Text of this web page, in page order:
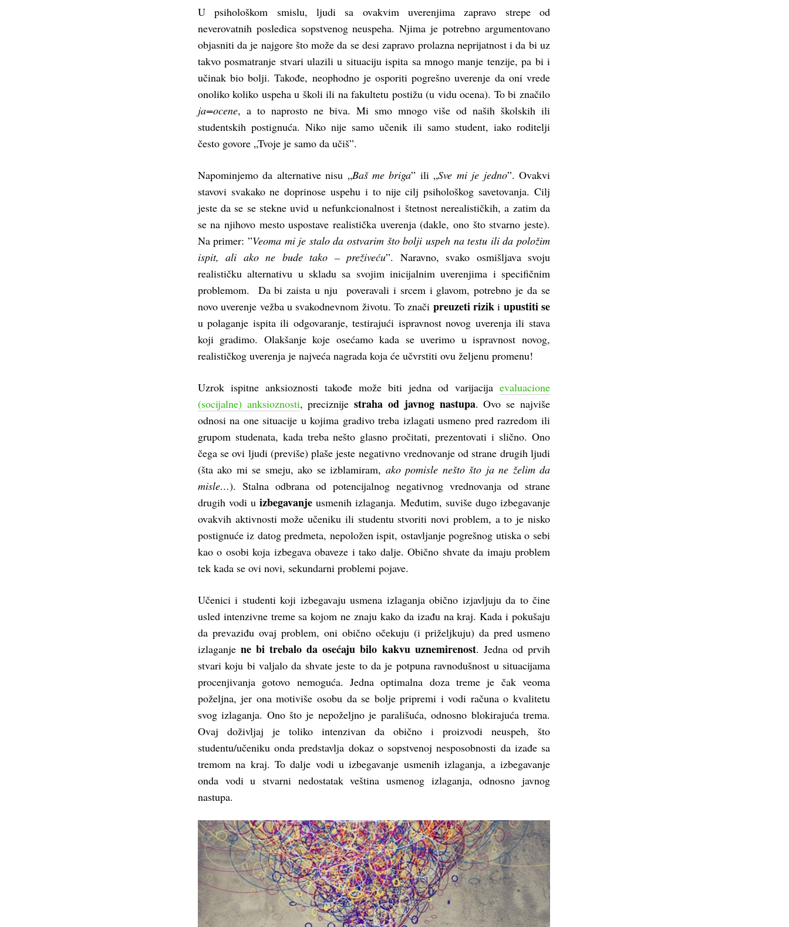
U psihološkom smislu, ljudi sa ovakvim uverenjima zapravo strepe od
neverovatnih posledica sopstvenog neuspeha. Njima je potrebno argumentovano
objasniti da je najgore što može da se desi zapravo prolazna neprijatnost i da bi uz
takvo posmatranje stvari ulazili u situaciju ispita sa mnogo manje tenzije, pa bi i
učinak bio bolji. Takođe, neophodno je osporiti pogrešno uverenje da oni vrede
onoliko koliko uspeha u školi ili na fakultetu postižu (u vidu ocena). To bi značilo
ja=ocene, a to naprosto ne biva. Mi smo mnogo više od naših školskih ili
studentskih postignuća. Niko nije samo učenik ili samo student, iako roditelji
često govore „Tvoje je samo da učiš”.
Napominjemo da alternative nisu „Baš me briga” ili „Sve mi je jedno”. Ovakvi
stavovi svakako ne doprinose uspehu i to nije cilj psihološkog savetovanja. Cilj
jeste da se se stekne uvid u nefunkcionalnost i štetnost nerealističkih, a zatim da
se na njihovo mesto uspostave realistička uverenja (dakle, ono što stvarno jeste).
Na primer: ”Veoma mi je stalo da ostvarim što bolji uspeh na testu ili da položim
ispit, ali ako ne bude tako – preživeću”. Naravno, svako osmišljava svoju
realističku alternativu u skladu sa svojim inicijalnim uverenjima i specifičnim
problemom. Da bi zaista u nju poveravali i srcem i glavom, potrebno je da se
novo uverenje vežba u svakodnevnom životu. To znači preuzeti riziki upustiti se
u polaganje ispita ili odgovaranje, testirajući ispravnost novog uverenja ili stava
koji gradimo. Olakšanje koje osećamo kada se uverimo u ispravnost novog,
realističkog uverenja je najveća nagrada koja će učvrstiti ovu željenu promenu!
Uzrok ispitne anksioznosti takođe može biti jedna od varijacija evaluacione
(socijalne) anksioznosti, preciznijestraha od javnog nastupa. Ovo se najviše
odnosi na one situacije u kojima gradivo treba izlagati usmeno pred razredom ili
grupom studenata, kada treba nešto glasno pročitati, prezentovati i slično. Ono
čega se ovi ljudi (previše) plaše jeste negativno vrednovanje od strane drugih ljudi
(šta ako mi se smeju, ako se izblamiram, ako pomisle nešto što ja ne želim da
misle…). Stalna odbrana od potencijalnog negativnog vrednovanja od strane
drugih vodi uizbegavanje usmenih izlaganja. Međutim, suviše dugo izbegavanje
ovakvih aktivnosti može učeniku ili studentu stvoriti novi problem, a to je nisko
postignuće iz datog predmeta, nepoložen ispit, ostavljanje pogrešnog utiska o sebi
kao o osobi koja izbegava obaveze i tako dalje. Obično shvate da imaju problem
tek kada se ovi novi, sekundarni problemi pojave.
Učenici i studenti koji izbegavaju usmena izlaganja obično izjavljuju da to čine
usled intenzivne treme sa kojom ne znaju kako da izađu na kraj. Kada i pokušaju
da prevaziđu ovaj problem, oni obično očekuju (i priželjkuju) da pred usmeno
izlaganje ne bi trebalo da osećaju bilo kakvu uznemirenost. Jedna od prvih
stvari koju bi valjalo da shvate jeste to da je potpuna ravnodušnost u situacijama
procenjivanja gotovo nemoguća. Jedna optimalna doza treme je čak veoma
poželjna, jer ona motiviše osobu da se bolje pripremi i vodi računa o kvalitetu
svog izlaganja. Ono što je nepoželjno je parališuća, odnosno blokirajuća trema.
Ovaj doživljaj je toliko intenzivan da obično i proizvodi neuspeh, što
studentu/učeniku onda predstavlja dokaz o sopstvenoj nesposobnosti da izađe sa
tremom na kraj. To dalje vodi u izbegavanje usmenih izlaganja, a izbegavanje
onda vodi u stvarni nedostatak veština usmenog izlaganja, odnosno javnog
nastupa.